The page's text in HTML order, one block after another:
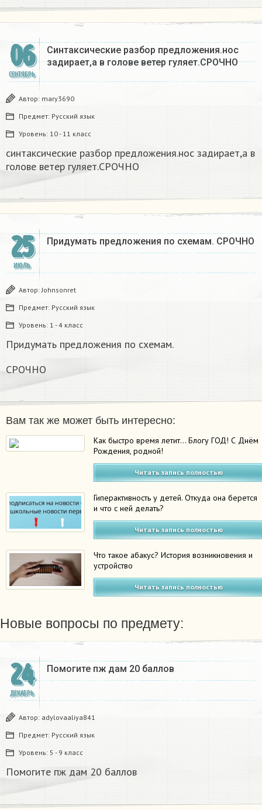
06
СЕНТЯБРЬ
Синтаксические разбор предложения.нос
задирает,а в голове ветер гуляет.СРОЧНО ​
Автор: mary3690
Предмет: Русский язык
Уровень: 10 - 11 класс
синтаксические разбор предложения.нос задирает,а в
голове ветер гуляет.СРОЧНО ​
25
ИЮЛЬ
Придумать предложения по схемам. СРОЧНО
Автор:Johnsonret
Предмет: Русский язык
Уровень: 1 - 4 класс
Придумать предложения по схемам.
СРОЧНО
Вам так же может быть интересно:
Как быстро время летит… Блогу ГОД! С Днём
Рождения, родной!
Читать запись полностью
Гиперактивность у детей. Откуда она берется
и что с ней делать?
Читать запись полностью
Что такое абакус? История возникновения и
устройство
Читать запись полностью
Новые вопросы по предмету:
24
ДЕКАБРЬ
Помогите пж дам 20 баллов ​
Автор: adylovaaliya841
Предмет: Русский язык
Уровень: 5 - 9 класс
Помогите пж дам 20 баллов ​